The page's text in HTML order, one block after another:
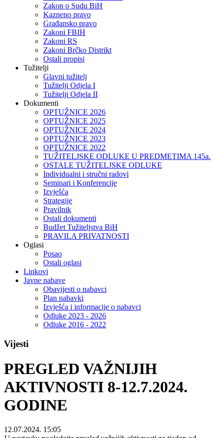
Zakon o Sudu BiH
Kazneno pravo
Građansko pravo
Zakoni FBIH
Zakoni RS
Zakoni Brčko Distrikt
Ostali propisi
Tužitelji
Glavni tužitelj
Tužitelji Odjela I
Tužitelji Odjela II
Dokumenti
OPTUŽNICE 2026
OPTUŽNICE 2025
OPTUŽNICE 2024
OPTUŽNICE 2023
OPTUŽNICE 2022
TUŽITELJSKE ODLUKE U PREDMETIMA 145a.
OSTALE TUŽITELJSKE ODLUKE
Individualni i stručni radovi
Seminari i Konferencije
Izvješća
Strategije
Pravilnik
Ostali dokumenti
Budžet Tužiteljstva BiH
PRAVILA PRIVATNOSTI
Oglasi
Posao
Ostali oglasi
Linkovi
Javne nabave
Obavijesti o nabavci
Plan nabavki
Izvješća i informacije o nabavci
Odluke 2023 - 2026
Odluke 2016 - 2022
Vijesti
PREGLED VAŽNIJIH
AKTIVNOSTI 8-12.7.2024.
GODINE
12.07.2024. 15:05